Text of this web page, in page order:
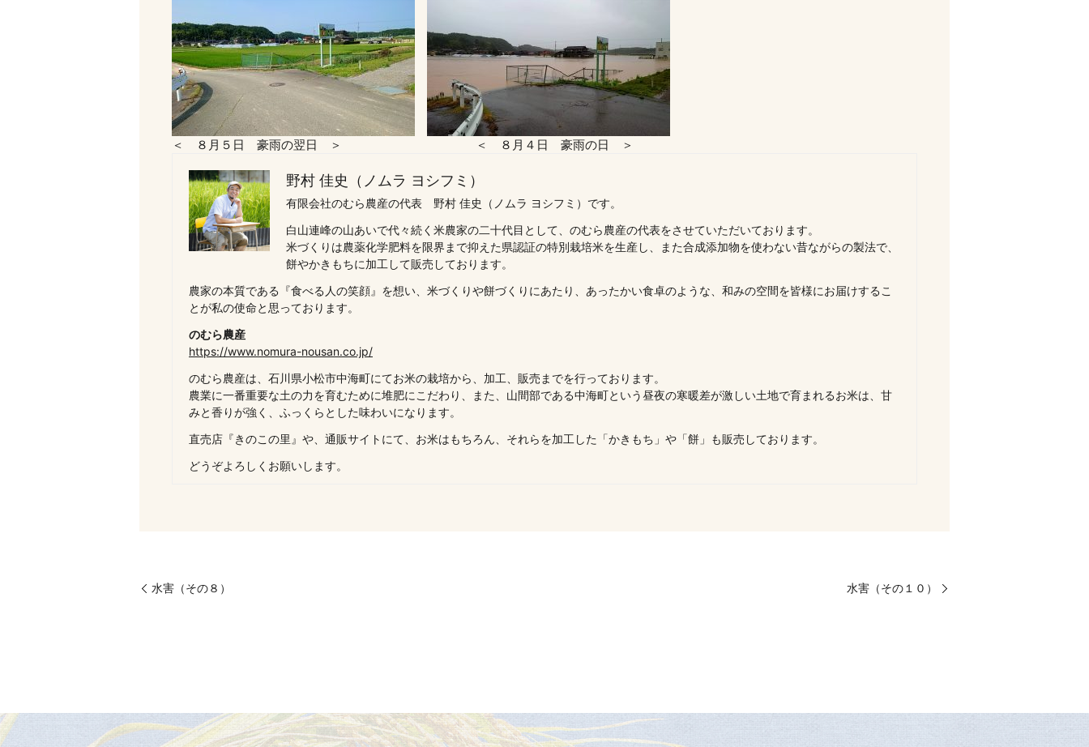
＜ ８月５日 豪雨の翌日 ＞ ＜ ８月４日 豪雨の日 ＞
野村 佳史（ノムラ ヨシフミ）
有限会社のむら農産の代表 野村 佳史（ノムラ ヨシフミ）です。
白山連峰の山あいで代々続く米農家の二十代目として、のむら農産の代表をさせていただいております。
米づくりは農薬化学肥料を限界まで抑えた県認証の特別栽培米を生産し、また合成添加物を使わない昔ながらの製法で、
餅やかきもちに加工して販売しております。
農家の本質である『食べる人の笑顔』を想い、米づくりや餅づくりにあたり、あったかい食卓のような、和みの空間を皆様にお届けするこ
とが私の使命と思っております。
のむら農産
https://www.nomura-nousan.co.jp/
のむら農産は、石川県小松市中海町にてお米の栽培から、加工、販売までを行っております。
農業に一番重要な土の力を育むために堆肥にこだわり、また、山間部である中海町という昼夜の寒暖差が激しい土地で育まれるお米は、甘
みと香りが強く、ふっくらとした味わいになります。
直売店『きのこの里』や、通販サイトにて、お米はもちろん、それらを加工した「かきもち」や「餅」も販売しております。
どうぞよろしくお願いします。
水害（その８） 水害（その１０）